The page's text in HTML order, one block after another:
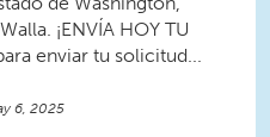
¡ENVÍA HOY TU
enviar tu solicitud...
6, 2025